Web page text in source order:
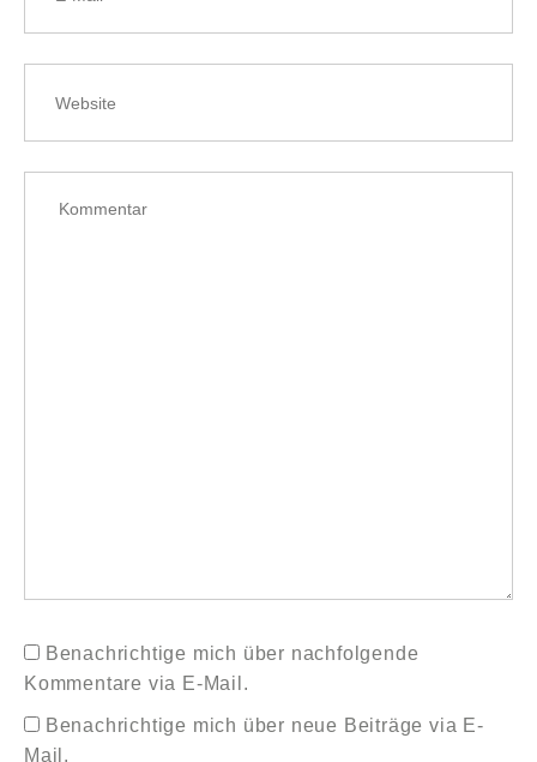
Benachrichtige mich über nachfolgende
Kommentare via E-Mail.
Benachrichtige mich über neue Beiträge via E-
Mail.